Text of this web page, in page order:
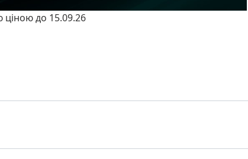
ціною до 15.09.26